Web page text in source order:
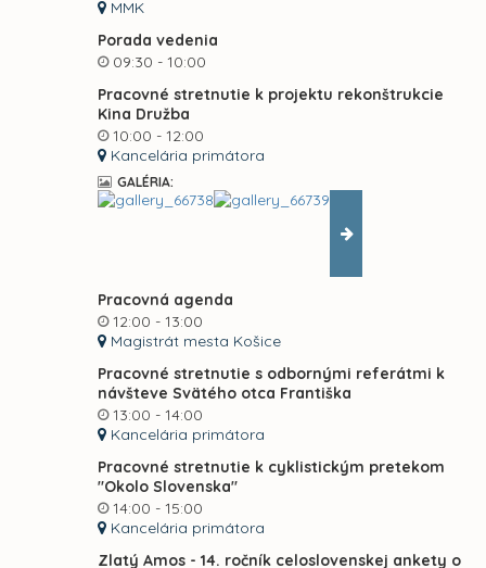
MMK
Porada vedenia
09:30 - 10:00
Pracovné stretnutie k projektu rekonštrukcie
Kina Družba
10:00 - 12:00
Kancelária primátora
GALÉRIA:
Pracovná agenda
12:00 - 13:00
Magistrát mesta Košice
Pracovné stretnutie s odbornými referátmi k
návšteve Svätého otca Františka
13:00 - 14:00
Kancelária primátora
Pracovné stretnutie k cyklistickým pretekom
"Okolo Slovenska"
14:00 - 15:00
Kancelária primátora
Zlatý Amos - 14. ročník celoslovenskej ankety o